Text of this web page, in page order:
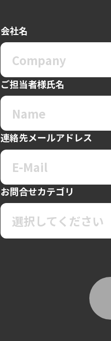
会社名
ご担当者様氏名
連絡先メールアドレス
お問合せカテゴリ
選択してください